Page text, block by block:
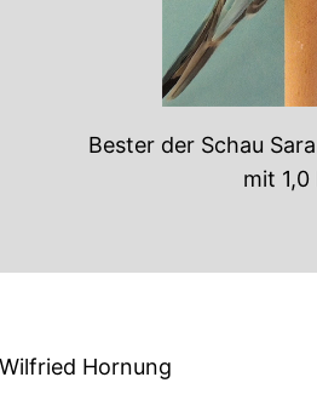
Bester der Schau
mit 1,0
Hornung